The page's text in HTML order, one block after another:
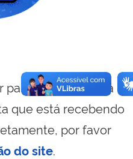
visualizar essa
que está recebendo
por favor
do site.